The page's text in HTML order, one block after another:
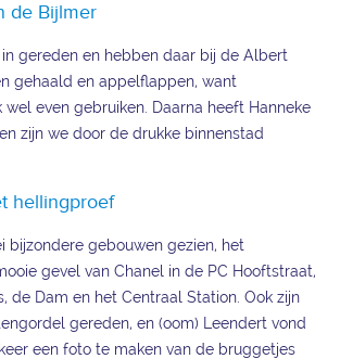
de Bijlmer
gereden en hebben daar bij de Albert
gehaald en appelflappen, want
wel even gebruiken. Daarna heeft Hanneke
zijn we door de drukke binnenstad
hellingproef
bijzondere gebouwen gezien, het
gevel van Chanel in de PC Hooftstraat,
de Dam en het Centraal Station. Ook zijn
gereden, en (oom) Leendert vond
een foto te maken van de bruggetjes